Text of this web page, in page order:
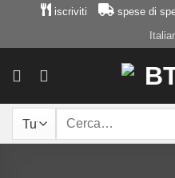
contenuti
iscriviti spese di
Cerca: